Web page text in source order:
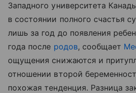
Западного университета
в состоянии полного счастья
лишь за год до появления
года после родов, сообщает
ощущения снижаются и
отношении второй
похожая тенденция. Разница